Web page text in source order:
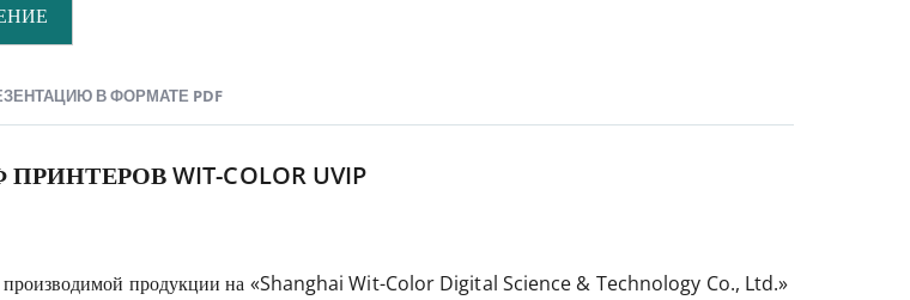
В ФОРМАТЕ PDF
WIT-COLOR UVIP
производимой продукции на «Shanghai Wit-Color Digital Science & Technology Co., Ltd.»